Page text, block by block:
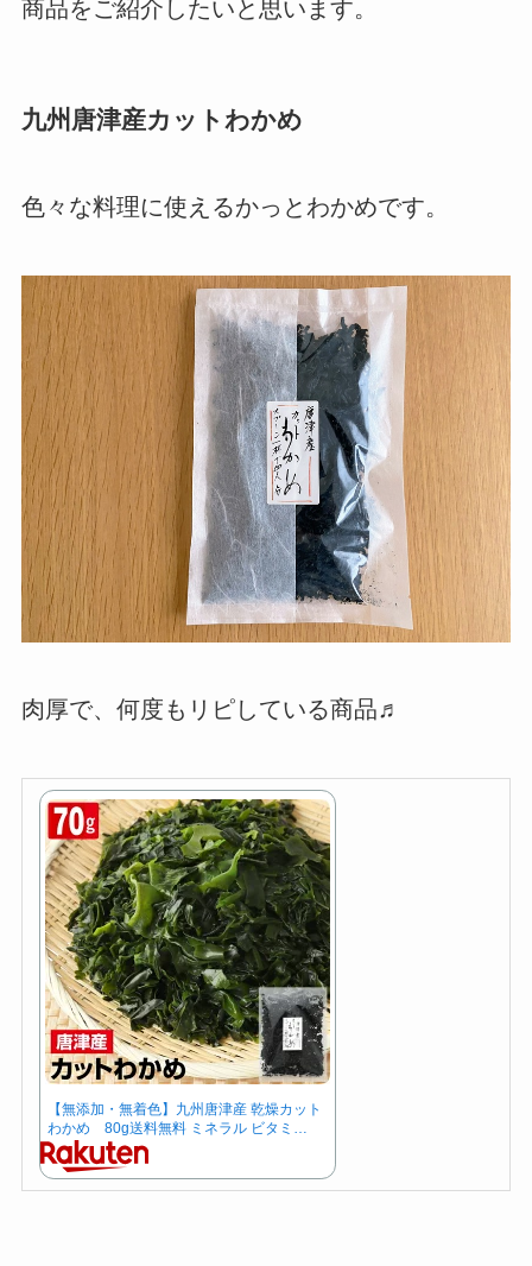
商品をご紹介したいと思います。
九州唐津産カットわかめ
色々な料理に使えるかっとわかめです。
肉厚で、何度もリピしている商品♬
【無添加・無着色】九州唐津産 乾燥カット
わかめ 80g送料無料 ミネラル ビタミ…